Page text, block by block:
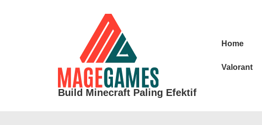
Build Minecraft Paling Efektif
Main
Home
Valorant